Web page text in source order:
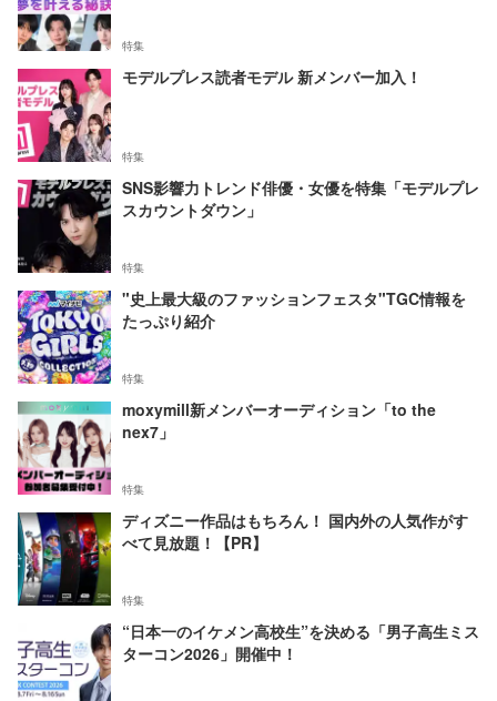
特集
モデルプレス読者モデル 新メンバー加入！
特集
SNS影響力トレンド俳優・女優を特集「モデルプレ
スカウントダウン」
特集
"史上最大級のファッションフェスタ"TGC情報を
たっぷり紹介
特集
moxymill新メンバーオーディション「to the
nex7」
特集
ディズニー作品はもちろん！ 国内外の人気作がす
べて見放題！【PR】
特集
“日本一のイケメン高校生”を決める「男子高生ミス
ターコン2026」開催中！